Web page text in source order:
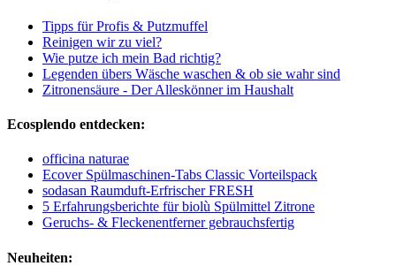
Tipps für Profis & Putzmuffel
Reinigen wir zu viel?
Wie putze ich mein Bad richtig?
Legenden übers Wäsche waschen & ob sie wahr sind
Zitronensäure - Der Alleskönner im Haushalt
Ecosplendo entdecken:
officina naturae
Ecover Spülmaschinen-Tabs Classic Vorteilspack
sodasan Raumduft-Erfrischer FRESH
5 Erfahrungsberichte für biolù Spülmittel Zitrone
Geruchs- & Fleckenentferner gebrauchsfertig
Neuheiten: